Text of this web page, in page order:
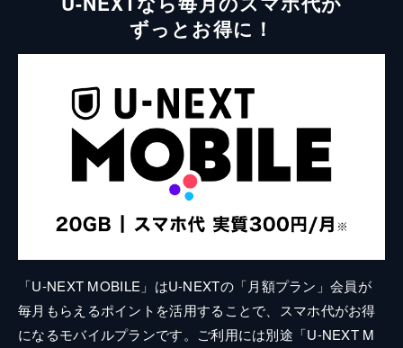
ずっとお得に！
「U-NEXT MOBILE」はU-NEXTの「月額プラン」会員が
毎月もらえるポイントを活用することで、スマホ代がお得
になるモバイルプランです。ご利用には別途「U-NEXT M